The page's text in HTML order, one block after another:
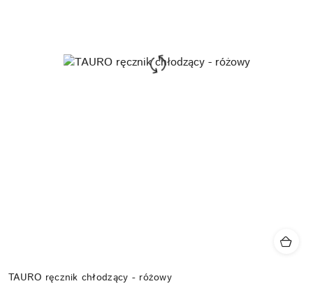
TAURO ręcznik chłodzący - różowy